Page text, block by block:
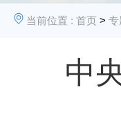
当前位置 : 首页 > 专
中